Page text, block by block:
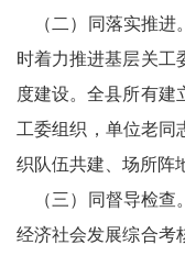
学
中
国
电
银
（二）同落实推进
时着力推进基层关工
度建设。全县所有建
工委组织，单位老同
织队伍共建、场所阵
（三）同督导检查
经济社会发展综合考